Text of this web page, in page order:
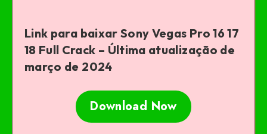
Link para baixar Sony Vegas Pro 16 17
18 Full Crack – Última atualização de
março de 2024
Download Now